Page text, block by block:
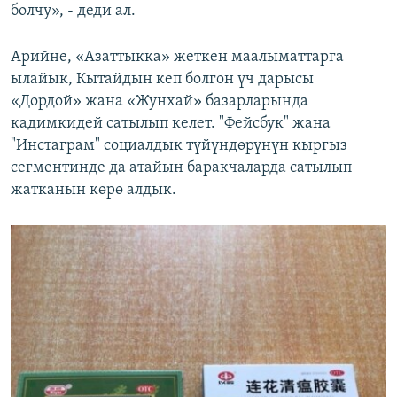
болчу», - деди ал.
Арийне, «Азаттыкка» жеткен маалыматтарга
ылайык, Кытайдын кеп болгон үч дарысы
«Дордой» жана «Жунхай» базарларында
кадимкидей сатылып келет. "Фейсбук" жана
"Инстаграм" социалдык түйүндөрүнүн кыргыз
сегментинде да атайын баракчаларда сатылып
жатканын көрө алдык.